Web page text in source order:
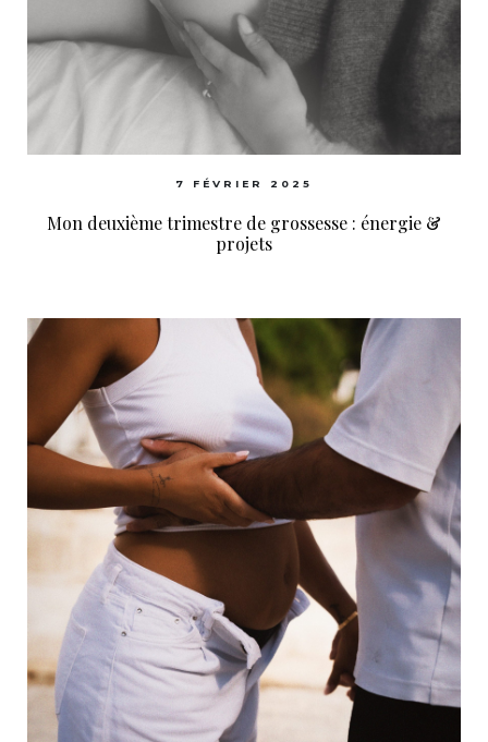
7 FÉVRIER 2025
Mon deuxième trimestre de grossesse : énergie &
projets